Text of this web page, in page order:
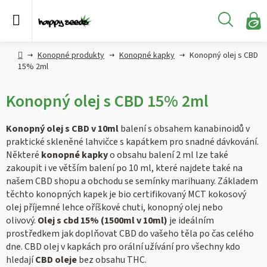
Hledat
Semena
konopí
CBD,
CBG a
konopí
Konopné
produkty
Hašiš
Kratom
Hlavní
strana
Konopné produkty Konopné kapky
Konopný olej s CBD
15% 2ml
Konopný olej s CBD 15% 2ml
Konopný olej s CBD v 10mlbalení s obsahem kanabinoidů v
praktické skleněné lahvičce s kapátkem pro snadné dávkování.
Některé konopné kapkyo obsahu balení 2 ml lze také
zakoupit i ve větším balení po 10 ml, které najdete také na
našem CBD shopu a obchodu se semínky marihuany. Základem
těchto konopných kapek je bio certifikovaný MCT kokosový
olej příjemné lehce oříškové chuti, konopný olej nebo
olivový. Olej s cbd 15% (1500ml v 10ml) je ideálním
prostředkem jak doplňovat CBD do vašeho těla po čas celého
dne. CBD olej v kapkách pro orální užívání pro všechny kdo
hledajíCBD olejebez obsahu THC.